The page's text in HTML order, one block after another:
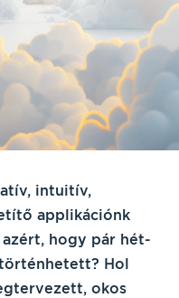
intuitív,
applikációnk
hogy pár hét-
Hol
okos